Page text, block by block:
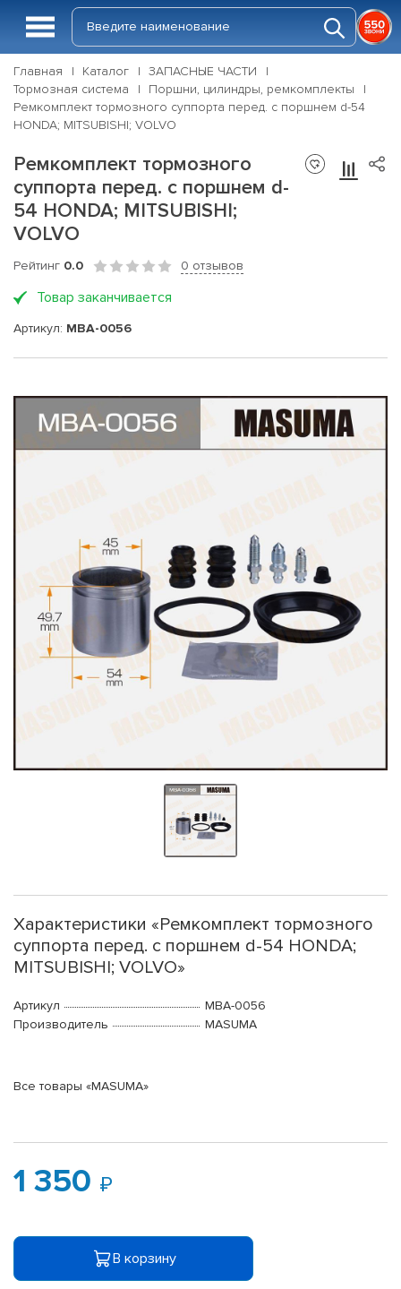
Главная Каталог
ЗАПАСНЫЕ ЧАСТИ
Тормозная система
Поршни, цилиндры, ремкомплекты
Ремкомплект тормозного суппорта перед. с поршнем d-54
HONDA; MITSUBISHI; VOLVO
Ремкомплект тормозного
суппорта перед. с поршнем d-
54 HONDA; MITSUBISHI;
VOLVO
Рейтинг 0.0 0 отзывов
Товар заканчивается
Артикул: MBA-0056
Характеристики «Ремкомплект тормозного
суппорта перед. с поршнем d-54 HONDA;
MITSUBISHI; VOLVO»
Артикул
MBA-0056
Производитель
MASUMA
Все товары «MASUMA»
1 350
В корзину